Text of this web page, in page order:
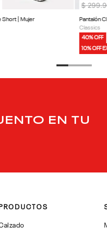
Short | Mujer
Pantalón
Classics
40% OFF
10% OFF
$ 299.
EN TU
PRODUCTOS